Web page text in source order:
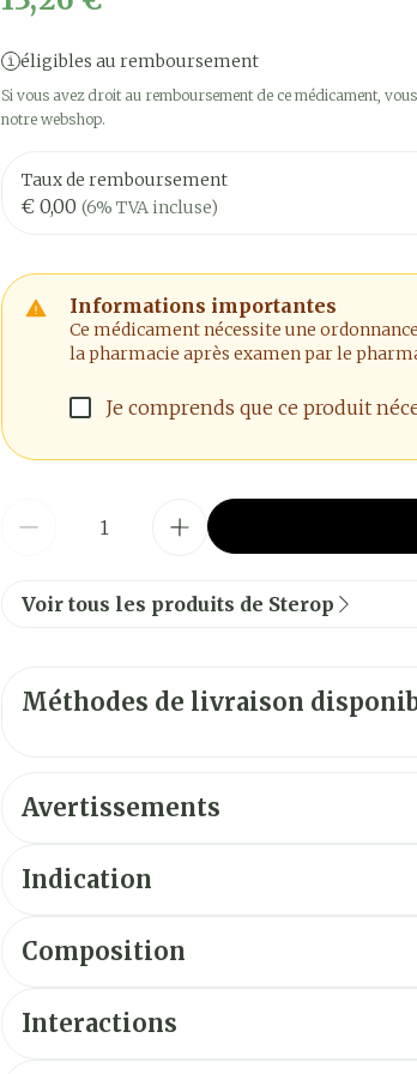
éligibles au remboursement
Si vous avez droit au remboursement de ce médicament,
notre webshop.
Taux de remboursement
€ 0,00 (6% TVA incluse)
Informations importantes
Ce médicament nécessite une
la pharmacie après examen par le
Je comprends que ce produit
Voir tous les produits de Sterop
Méthodes de livraison
Avertissements
Indication
Composition
La substance active est le chlorhydrate de
Les autres composants sont le chlorure
Interactions